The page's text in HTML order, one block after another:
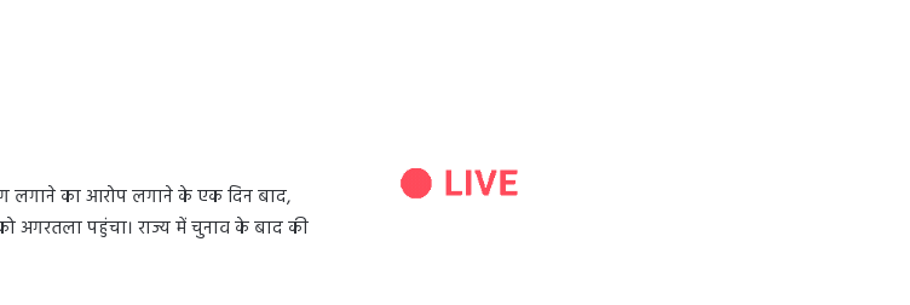
आग लगाने का आरोप लगाने के एक दिन बाद,
अगरतला पहुंचा। राज्य में चुनाव के बाद की